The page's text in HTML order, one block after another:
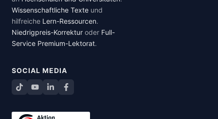
Wissenschaftliche Texte und
hilfreiche Lern-Ressourcen.
Niedrigpreis-Korrektur oder Full-
Service Premium-Lektorat.
SOCIAL MEDIA
TikTokYouTube
LinkedInFacebook teilen